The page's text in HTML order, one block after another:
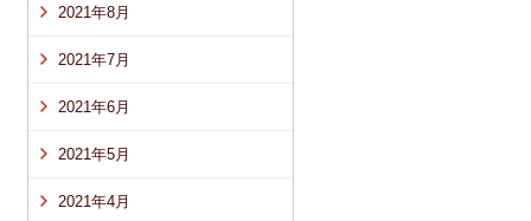
2021年8月
2021年7月
2021年6月
2021年5月
2021年4月